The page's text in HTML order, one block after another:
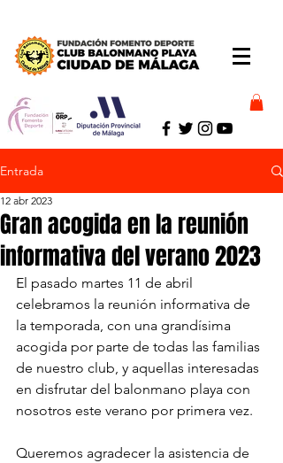
Entrada
Gran acogida en la reunión
informativa del verano 2023
12 abr 2023
El pasado martes 11 de abril
celebramos la reunión informativa de
la temporada, con una grandísima
acogida por parte de todas las familias
de nuestro club, y aquellas interesadas
en disfrutar del balonmano playa con
nosotros este verano por primera vez.
Queremos agradecer la asistencia de